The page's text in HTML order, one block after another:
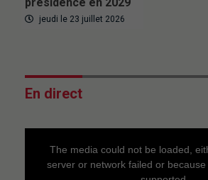
jeudi le 23 juillet 2026
En direct
The media could not be loaded,
server or network failed or